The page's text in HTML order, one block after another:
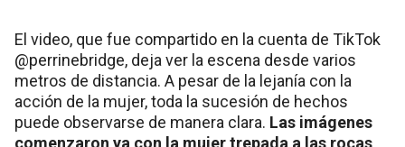
El video, que fue compartido en la cuenta de TikTok
@perrinebridge, deja ver la escena desde varios
metros de distancia. A pesar de la lejanía con la
acción de la mujer, toda la sucesión de hechos
puede observarse de manera clara. Las imágenes
comenzaron ya con la mujer trepada a las rocas,